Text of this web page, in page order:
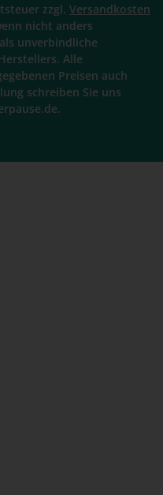
zzgl. Versandkosten
nicht anders
unverbindliche
Alle
Preisen auch
schreiben Sie uns